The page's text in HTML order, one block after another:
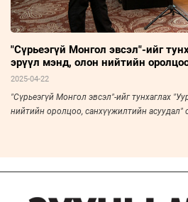
"Сүрьеэгүй Монгол эвсэл"-ийг
эрүүл мэнд, олон нийтийн
асуудал" оролцогч талуудын
2025-04-22
"Сүрьеэгүй Монгол эвсэл"-ийг тунхаглах
нийтийн оролцоо, санхүүжилтийн асуудал"